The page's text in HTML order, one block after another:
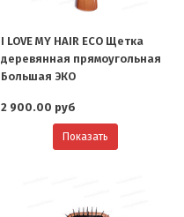
I LOVE MY HAIR ECO Щетка
деревянная прямоугольная
Большая ЭКО
2 900.00 руб
Показать